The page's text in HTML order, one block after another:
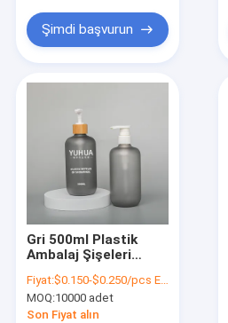
Şimdi başvurun
Gri 500ml Plastik
Ambalaj Şişeleri
Geri Dönüşüm
Fiyat:$0.150-$0.250/pcs EXW
MOQ:10000 adet
Son Fiyat alın